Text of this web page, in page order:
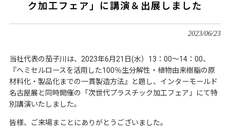
ク加工フェア」に講演＆出展しました
2023/06/23
当社代表の茄子川は、2023年6月21日(水）13：00～14：00、
『ヘミセルロースを活用した100％生分解性・植物由来樹脂の原
材料化・製品化までの一貫製造方法』と題し、インターモールド
名古屋展と同時開催の「次世代プラスチック加工フェア」にて特
別講演いたしました。
皆様、ご来場まことにありがとうございました。